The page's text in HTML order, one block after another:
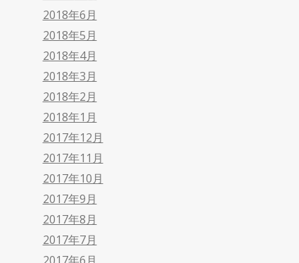
2018年6月
2018年5月
2018年4月
2018年3月
2018年2月
2018年1月
2017年12月
2017年11月
2017年10月
2017年9月
2017年8月
2017年7月
2017年6月